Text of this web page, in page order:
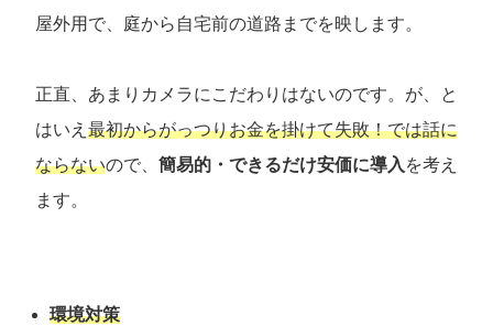
屋外用で、庭から自宅前の道路までを映します。
正直、あまりカメラにこだわりはないのです。が、と
はいえ 最初からがっつりお金を掛けて失敗！では話に
ならないので、 簡易的・できるだけ安価に導入 を考え
ます。
環境対策